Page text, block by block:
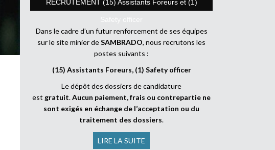
RECRUTEMENT (15) Assistants Foreurs et (1)
Safety officer
Dans le cadre d’un futur renforcement de ses équipes
sur le site minier deSAMBRADO, nous recrutons les
postes suivants :
(15) Assistants Foreurs, (1) Safety officer
Le dépôt des dossiers de candidature
est gratuit.Aucun paiement, frais ou contrepartie ne
sont exigés en échange de l’acceptation ou du
traitement des dossiers.
LIRE LA SUITE